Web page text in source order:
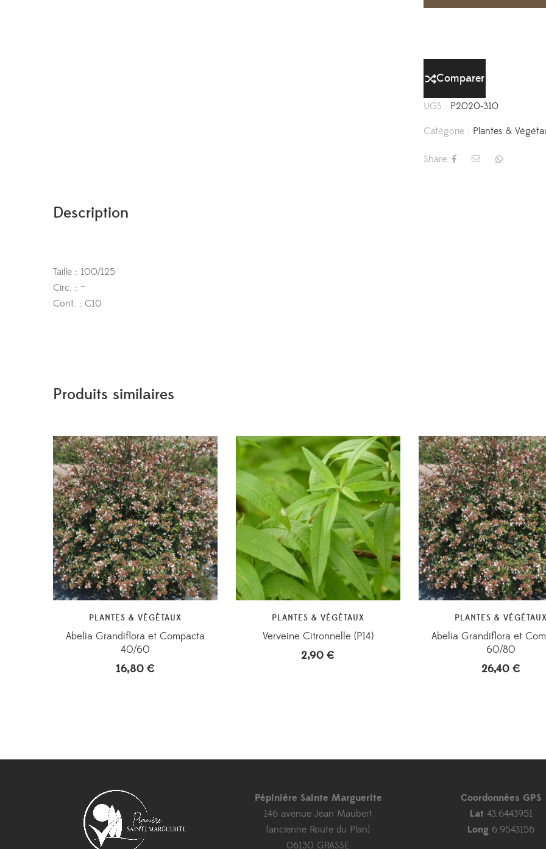
Comparer
UGS : P2020-310
Catégorie : Plantes &
Share:
Description
Taille : 100/125
Circ. : –
Cont. : C10
Produits similaires
PLANTES & VÉGÉTAUX
Abelia Grandiflora et Compacta
40/60
16,80 €
PLANTES & VÉGÉTAUX
Verveine Citronnelle (P14)
2,90 €
PLANTES &
Abelia Grandiflora et
60/80
26,40 €
Pépinière Sainte Marguerite
146 avenue Jean Maubert
(ancienne Route du Plan)
06130 GRASSE
Coordonnées GPS
Lat 43.6443951
Long 6.9543156